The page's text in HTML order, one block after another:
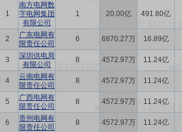
1
南方电网数
字电网集团
有限公司
1 20.00亿 491.80亿
2
广东电网有
限责任公司
6 6870.27万 16.89亿
3
深圳供电局
有限公司
8 4572.97万 11.24亿
4
云南电网有
限责任公司
8 4572.97万 11.24亿
5
广西电网有
限责任公司
8 4572.97万 11.24亿
6
贵州电网有
限责任公司
8 4572.97万 11.24亿